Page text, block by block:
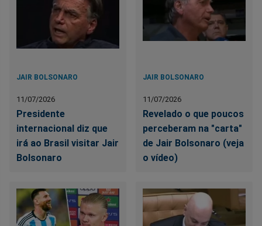
JAIR BOLSONARO
11/07/2026
Presidente
internacional diz que
irá ao Brasil visitar Jair
Bolsonaro
JAIR BOLSONARO
11/07/2026
Revelado o que poucos
perceberam na "carta"
de Jair Bolsonaro (veja
o vídeo)